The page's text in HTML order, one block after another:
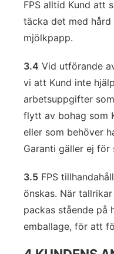
FPS alltid Kund att
täcka det med
mjölkpapp.
3.4 Vid utförande
vi att Kund inte
arbetsuppgifter
flytt av bohag som
eller som behöver
Garanti gäller ej för
3.5 FPS
önskas. När
packas stående på
emballage, för att